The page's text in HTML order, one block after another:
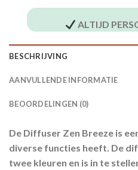
ALTIJD
BESCHRIJVING
AANVULLENDE INFORMATIE
BEOORDELINGEN (0)
De Diffuser Zen Breeze is
diverse functies heeft. De
twee kleuren en is in te